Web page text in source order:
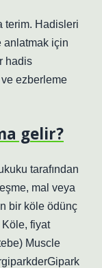
terim. Hadisleri
anlatmak için
hadis
ve ezberleme
gelir?
tarafından
mal veya
bir köle ödünç
Köle, fiyat
Muscle